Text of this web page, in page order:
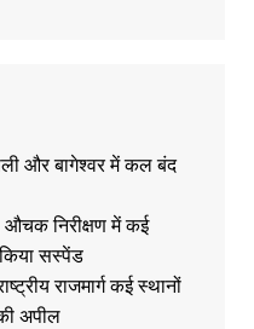
और बागेश्वर में कल बंद
औचक निरीक्षण में कई
सस्पेंड
राजमार्ग कई स्थानों
अपील